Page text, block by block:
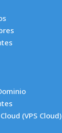
(VPS Cloud)